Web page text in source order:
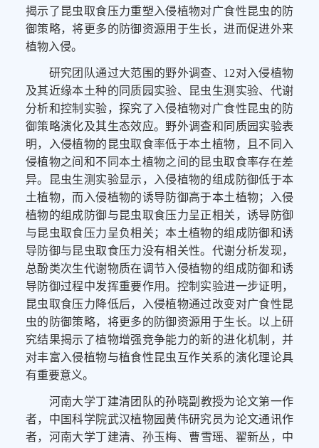
揭示了昆虫取食压力重塑入侵植物对广食性昆虫的防
御策略，将更多的防御资源用于生长，进而促进外来
植物入侵。
研究团队通过大范围的野外调查、1 2对入侵植物
及其近缘本土种的同质园实验、昆虫生测实验、代谢
分析和控制实验，探究了入侵植物对广食性昆虫的防
御策略演化及其生态效应。野外调查和同质园实验表
明，入侵植物的昆虫取食率低于本土植物，且不同入
侵植物之间和不同本土植物之间的昆虫取食率存在差
异。昆虫生测实验显示，入侵植物的组成防御低于本
土植物，而入侵植物的诱导防御高于本土植物；入侵
植物的组成防御与昆虫取食压力呈正相关，诱导防御
与昆虫取食压力呈负相关；本土植物的组成防御和诱
导防御与昆虫取食压力没有相关性。代谢分析发现，
总酚类次生代谢物质在调节入侵植物的组成防御和诱
导防御过程中发挥重要作用。控制实验进一步证明，
昆虫取食压力降低后，入侵植物通过改变对广食性昆
虫的防御策略，将更多的防御资源用于生长。以上研
究结果揭示了植物增强竞争能力的新的进化机制，并
对丰富 入侵植物与植食性昆虫互作关系的演化理论具
有重要意义。
河南大学丁建清团队的孙晓副教授为论文第一作
者， 中国科学院武汉植物园黄伟研究员为论文通讯作
者，河南大学丁建清、孙玉梅、曹雪瑶、翟新丛，中